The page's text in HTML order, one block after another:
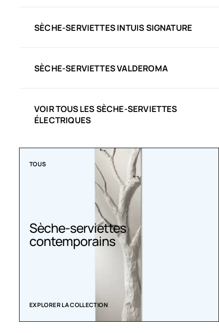
SÈCHE-SERVIETTES INTUIS SIGNATURE
SÈCHE-SERVIETTES VALDEROMA
VOIR TOUS LES SÈCHE-SERVIETTES
ÉLECTRIQUES
TOUS
Sèche-serviettes
contemporains
EXPLORER LA COLLECTION